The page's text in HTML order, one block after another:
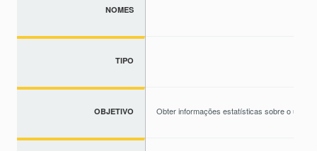
NOMES
TIPO
OBJETIVO Obter informações estatísticas sobre o uso